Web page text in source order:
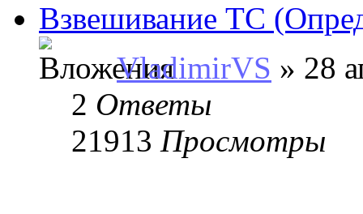
Взвешивание ТС
VladimirVS » 28
2 Ответы
21913 Просмотры